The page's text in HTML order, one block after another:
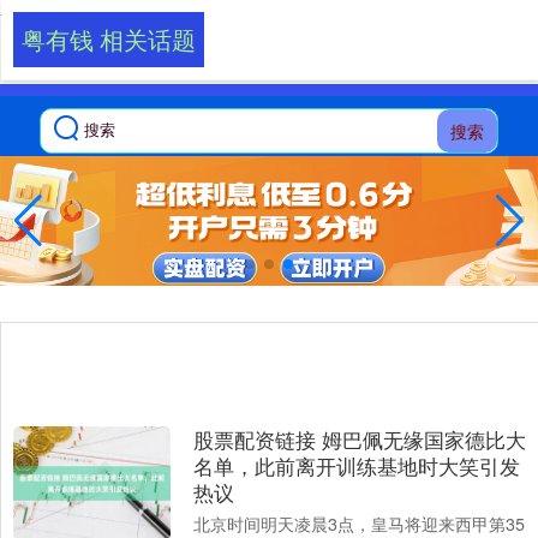
-->
搜索
粤有钱 相关话题
股票配资链接 姆巴佩无缘国家德比大
名单，此前离开训练基地时大笑引发
热议
北京时间明天凌晨3点，皇马将迎来西甲第35